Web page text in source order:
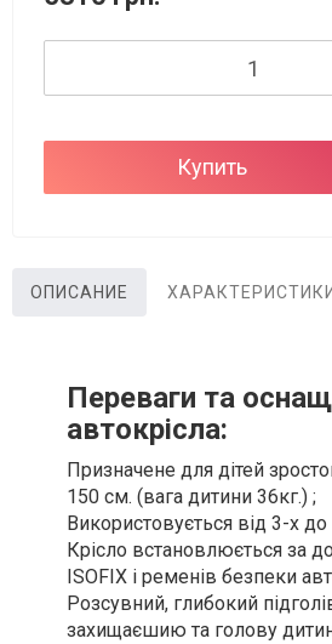
Купить
ОПИСАНИЕ ХАРАКТЕРИСТИКИ
Переваги та
автокрісла:
Призначене для дітей
150 см. (вага дитини 36кг.) ;
Використовується від 3-х до
Крісло встановлюється за
ISOFIX і ременів безпеки
Розсувний, глибокий
захищаєшию та голову